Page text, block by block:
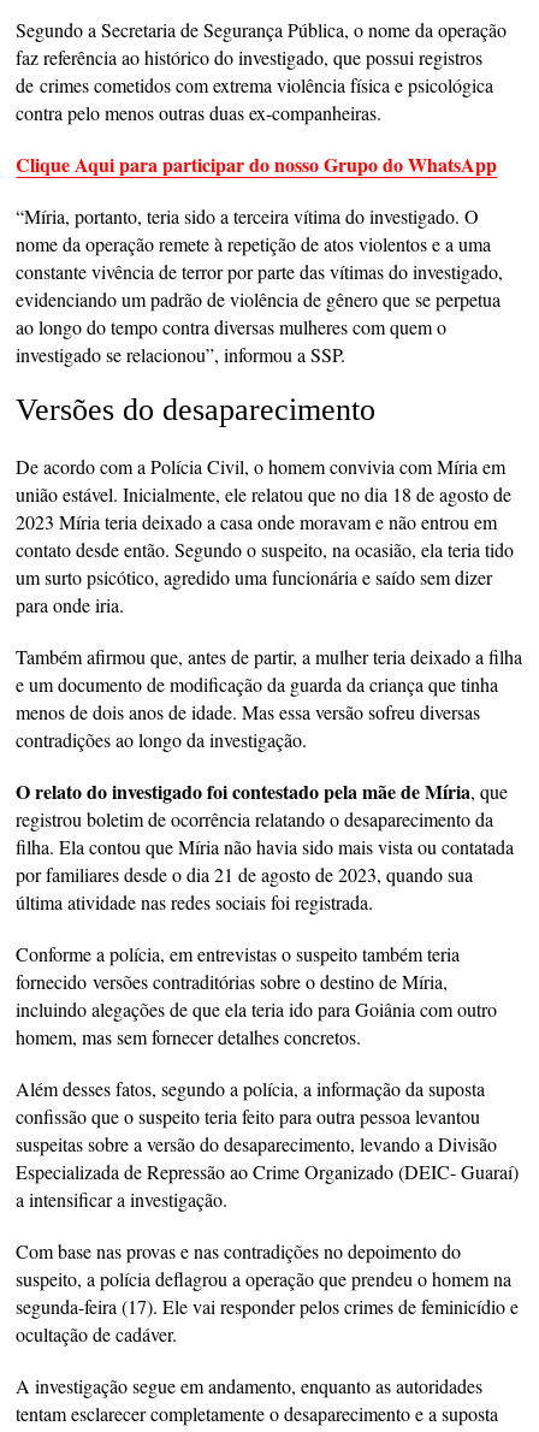
Segundo a Secretaria de Segurança Pública, o nome da operação
faz referência ao histórico do investigado, que possui registros
de crimes cometidos com extrema violência física e psicológica
contra pelo menos outras duas ex-companheiras.
Clique Aqui para participar do nosso Grupo do WhatsApp
“Míria, portanto, teria sido a terceira vítima do investigado. O
nome da operação remete à repetição de atos violentos e a uma
constante vivência de terror por parte das vítimas do investigado,
evidenciando um padrão de violência de gênero que se perpetua
ao longo do tempo contra diversas mulheres com quem o
investigado se relacionou”, informou a SSP.
Versões do desaparecimento
De acordo com a Polícia Civil, o homem convivia com Míria em
união estável. Inicialmente, ele relatou que no dia 18 de agosto de
2023 Míria teria deixado a casa onde moravam e não entrou em
contato desde então. Segundo o suspeito, na ocasião, ela teria tido
um surto psicótico, agredido uma funcionária e saído sem dizer
para onde iria.
Também afirmou que, antes de partir, a mulher teria deixado a filha
e um documento de modificação da guarda da criança que tinha
menos de dois anos de idade. Mas essa versão sofreu diversas
contradições ao longo da investigação.
O relato do investigado foi contestado pela mãe de Míria, que
registrou boletim de ocorrência relatando o desaparecimento da
filha. Ela contou que Míria não havia sido mais vista ou contatada
por familiares desde o dia 21 de agosto de 2023, quando sua
última atividade nas redes sociais foi registrada.
Conforme a polícia, em entrevistas o suspeito também teria
fornecido versões contraditórias sobre o destino de Míria,
incluindo alegações de que ela teria ido para Goiânia com outro
homem, mas sem fornecer detalhes concretos.
Além desses fatos, segundo a polícia, a informação da suposta
confissão que o suspeito teria feito para outra pessoa levantou
suspeitas sobre a versão do desaparecimento, levando a Divisão
Especializada de Repressão ao Crime Organizado (DEIC- Guaraí)
a intensificar a investigação.
Com base nas provas e nas contradições no depoimento do
suspeito, a polícia deflagrou a operação que prendeu o homem na
segunda-feira (17). Ele vai responder pelos crimes de feminicídio e
ocultação de cadáver.
A investigação segue em andamento, enquanto as autoridades
tentam esclarecer completamente o desaparecimento e a suposta